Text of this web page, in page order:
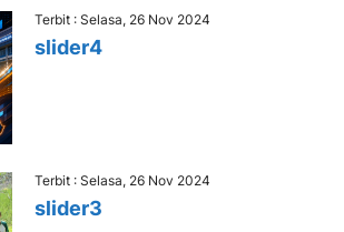
Terbit : Selasa, 26 Nov 2024
slider4
Terbit : Selasa, 26 Nov 2024
slider3